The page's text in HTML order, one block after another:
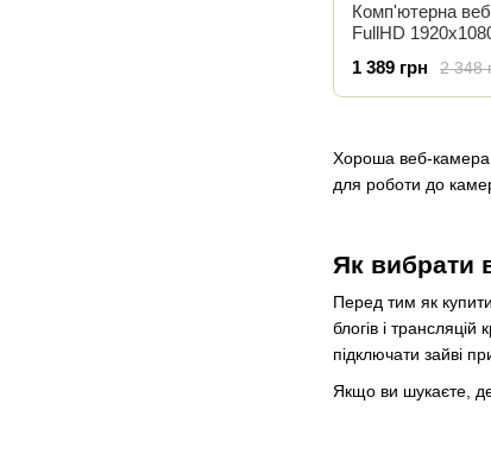
Хороша веб-камера
для роботи до
Як вибрати
Перед тим як
блогів і
підключати зайві
Якщо ви шукаєте, де
Комп'ютерна
FullHD
корекцією
автофокусом
2 348
1 389 грн